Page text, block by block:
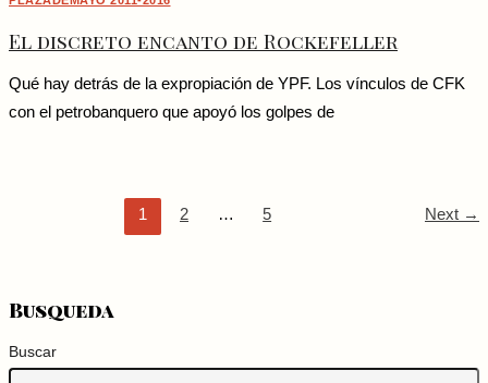
El discreto encanto de Rockefeller
Qué hay detrás de la expropiación de YPF. Los vínculos de CFK
con el petrobanquero que apoyó los golpes de
1 2 … 5 Next →
Busqueda
Buscar